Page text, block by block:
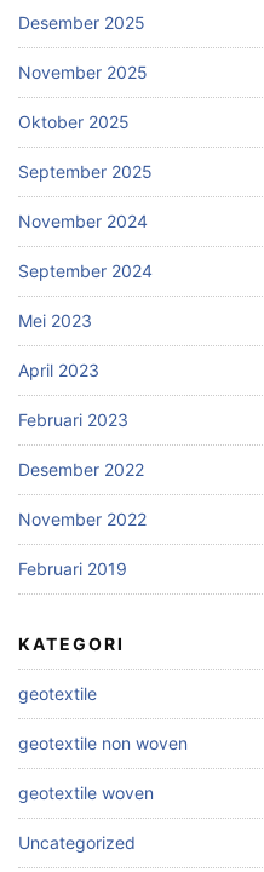
Desember 2025
November 2025
Oktober 2025
September 2025
November 2024
September 2024
Mei 2023
April 2023
Februari 2023
Desember 2022
November 2022
Februari 2019
KATEGORI
geotextile
geotextile non woven
geotextile woven
Uncategorized